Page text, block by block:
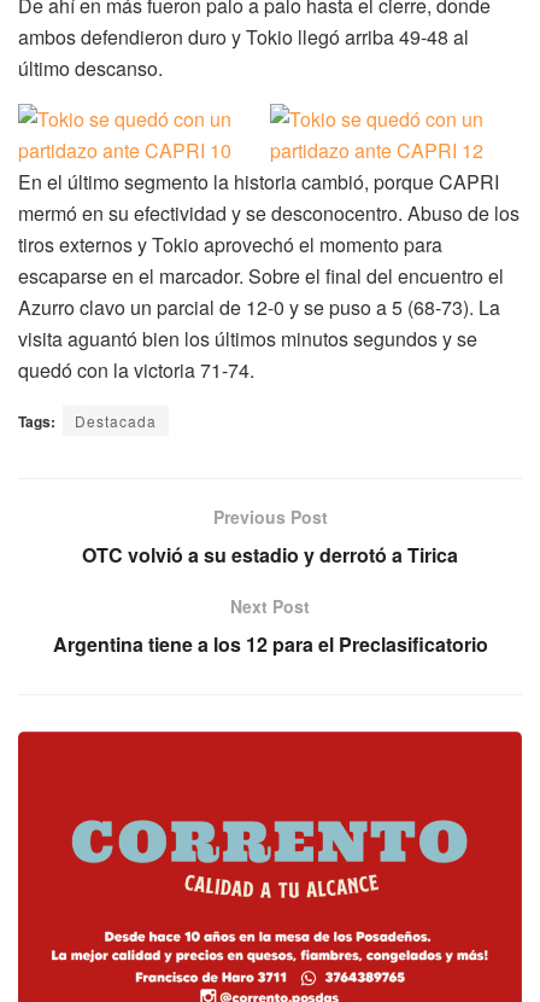
ambos defendieron duro y Tokio llegó arriba 49-48 al
último descanso.
En el último segmento la historia cambió, porque CAPRI
mermó en su efectividad y se desconocentro. Abuso de los
tiros externos y Tokio aprovechó el momento para
escaparse en el marcador. Sobre el final del encuentro el
Azurro clavo un parcial de 12-0 y se puso a 5 (68-73). La
visita aguantó bien los últimos minutos segundos y se
quedó con la victoria 71-74.
Tags: Destacada
Previous Post
OTC volvió a su estadio y derrotó a Tirica
Next Post
Argentina tiene a los 12 para el Preclasificatorio